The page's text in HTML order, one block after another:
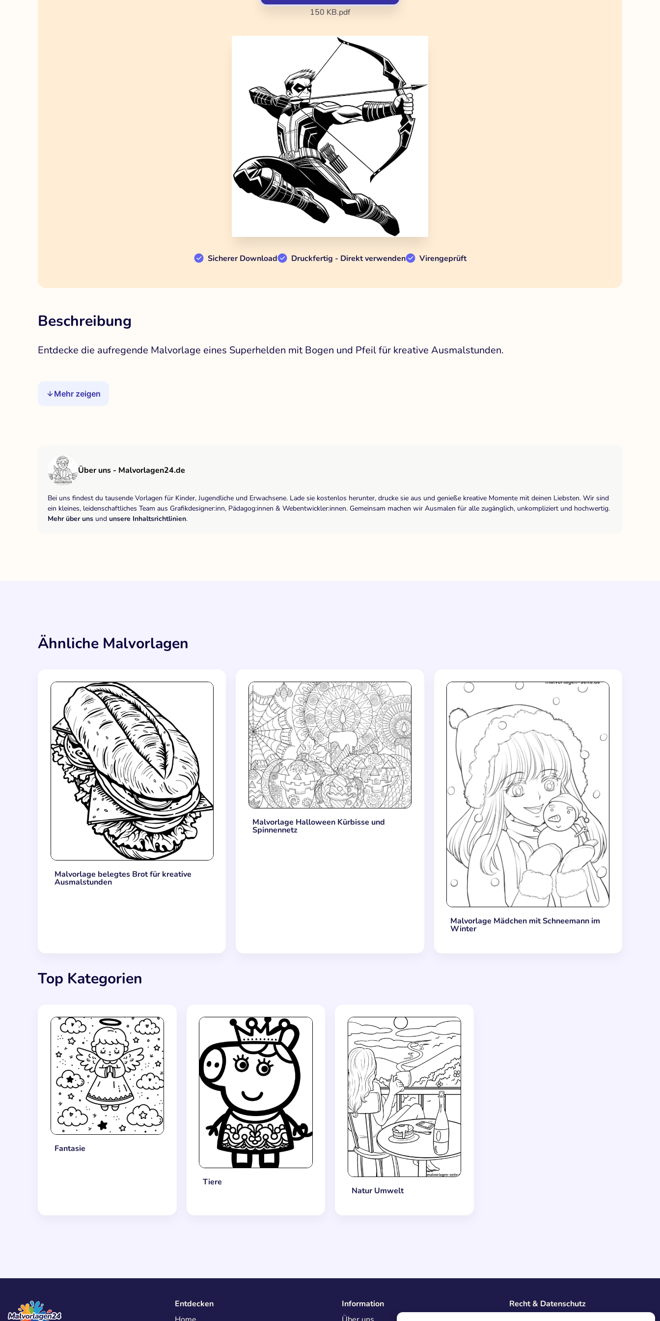
150 KB.pdf
Sicherer Download Druckfertig - Direkt verwenden Virengeprüft
Beschreibung
Entdecke die aufregende Malvorlage eines Superhelden mit Bogen und Pfeil für kreative Ausmalstunden.
Mehr zeigen
Über uns - Malvorlagen24.de
Bei uns findest du tausende Vorlagen für Kinder, Jugendliche und Erwachsene. Lade sie kostenlos herunter, drucke sie aus und genieße kreative Momente mit deinen Liebsten. Wir sind
ein kleines, leidenschaftliches Team aus Grafikdesigner:inn, Pädagog:innen & Webentwickler:innen. Gemeinsam machen wir Ausmalen für alle zugänglich, unkompliziert und hochwertig.
Mehr über uns und unsere Inhaltsrichtlinien.
Ähnliche Malvorlagen
Malvorlage belegtes Brot für kreative
Ausmalstunden
Malvorlage Halloween Kürbisse und
Spinnennetz
Malvorlage Mädchen mit Schneemann im
Winter
Top Kategorien
Fantasie
Tiere
Natur Umwelt
Entdecken
Information
Recht & Datenschutz